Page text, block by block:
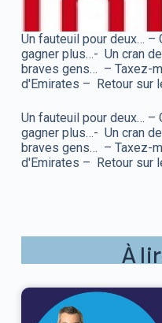
Un fauteuil pour deux… –
gagner plus…- Un cran
braves gens… – Taxez-
d'Emirates – Retour sur
Un fauteuil pour deux… –
gagner plus…- Un cran
braves gens… – Taxez-
d'Emirates – Retour sur
À